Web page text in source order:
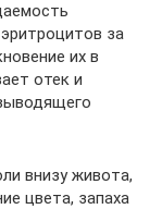
за
их в
отек и
внизу живота,
цвета, запаха